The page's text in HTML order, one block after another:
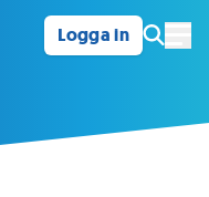
Logga in